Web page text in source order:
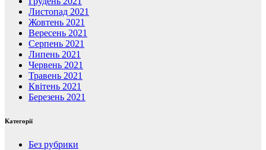
Листопад 2021
Жовтень 2021
Вересень 2021
Серпень 2021
Липень 2021
Червень 2021
Травень 2021
Квітень 2021
Березень 2021
Категорії
Без рубрики